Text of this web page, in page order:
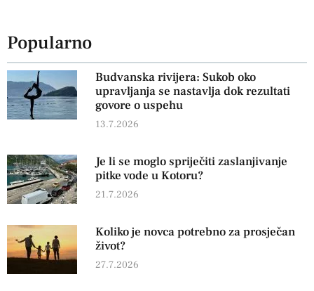
Popularno
Budvanska rivijera: Sukob oko
upravljanja se nastavlja dok rezultati
govore o uspehu
13.7.2026
Je li se moglo spriječiti zaslanjivanje
pitke vode u Kotoru?
21.7.2026
Koliko je novca potrebno za prosječan
život?
27.7.2026